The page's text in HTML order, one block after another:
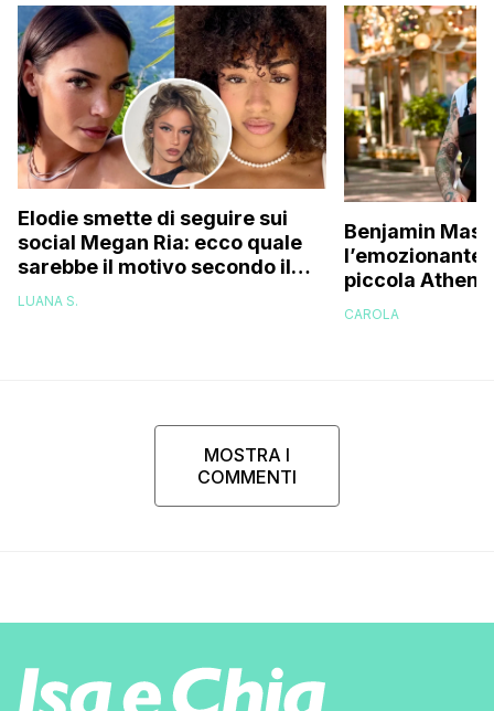
Elodie smette di seguire sui
social Megan Ria: ecco quale
sarebbe il motivo secondo il
web (e c’entra Franceska)
LUANA S.
Benjamin
l’emozionante
piccola
una figlia,
CAROLA
MOSTRA I
COMMENTI